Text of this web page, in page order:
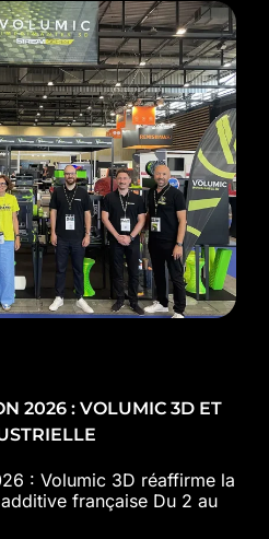
2026 : VOLUMIC 3D ET
: Volumic 3D réaffirme la
française Du 2 au